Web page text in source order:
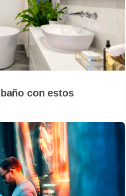
con estos